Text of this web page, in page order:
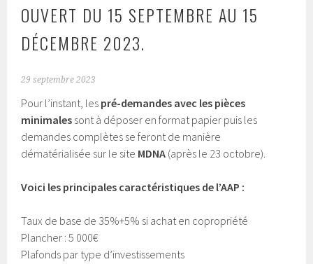
OUVERT DU 15 SEPTEMBRE AU 15
DÉCEMBRE 2023.
29 septembre 2023
Pour l’instant, les pré-demandes avec les pièces
minimales sont à déposer en format papier puis les
demandes complètes se feront de manière
dématérialisée sur le site MDNA (après le 23 octobre).
Voici les principales caractéristiques de l’AAP :
Taux de base de 35%+5% si achat en copropriété
Plancher : 5 000€
Plafonds par type d’investissements